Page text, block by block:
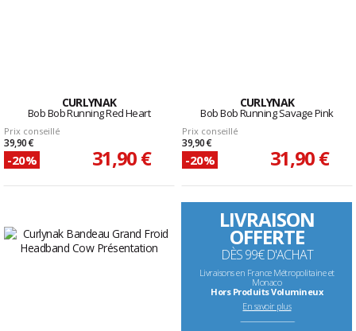
CURLYNAK
Bob Bob Running Red Heart
Prix conseillé
39,90 €
-20% 31,90 €
CURLYNAK
Bob Bob Running Savage Pink
Prix conseillé
39,90 €
-20% 31,90 €
LIVRAISON
OFFERTE
DÈS 99€ D'ACHAT
Livraisons en France Métropolitaine et
Monaco
Hors Produits Volumineux
En savoir plus
--------------------------------------------------------------------